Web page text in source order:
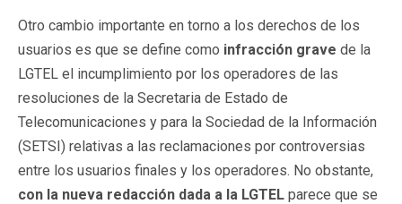
Otro cambio importante en torno a los derechos de los
usuarios es que se define como infracción grave de la
LGTEL el incumplimiento por los operadores de las
resoluciones de la Secretaria de Estado de
Telecomunicaciones y para la Sociedad de la Información
(SETSI) relativas a las reclamaciones por controversias
entre los usuarios finales y los operadores. No obstante,
con la nueva redacción dada a la LGTEL parece que se